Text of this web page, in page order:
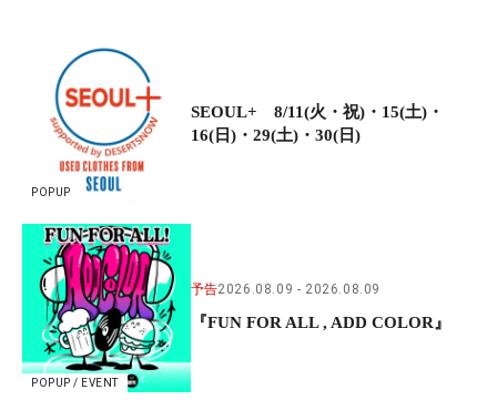
POPUP
SEOUL+ 8/11(火・祝)・15(土)・
16(日)・29(土)・30(日)
POPUP / EVENT
予告2026.08.09 2026.08.09
『FUN FOR ALL , ADD COLOR』